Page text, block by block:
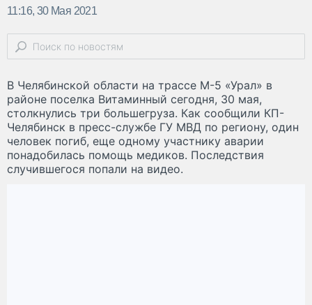
11:16, 30 Мая 2021
В Челябинской области на трассе М-5 «Урал» в
районе поселка Витаминный сегодня, 30 мая,
столкнулись три большегруза. Как сообщили КП-
Челябинск в пресс-службе ГУ МВД по региону, один
человек погиб, еще одному участнику аварии
понадобилась помощь медиков. Последствия
случившегося попали на видео.